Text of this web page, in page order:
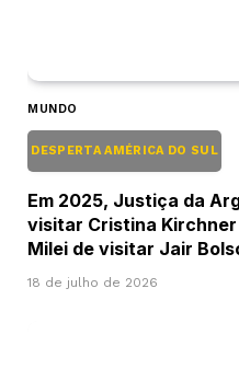
MUNDO
DESPERTA AMÉRICA DO SUL
Em 2025, Justiça da
visitar Cristina Kirchner
Milei de visitar Jair
18 de julho de 2026